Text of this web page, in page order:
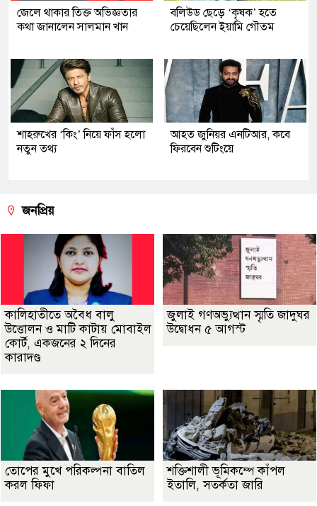
জেলে থাকার তিক্ত অভিজ্ঞতার
কথা জানালেন সালমান খান
বলিউড ছেড়ে ‘কৃষক’ হতে
চেয়েছিলেন ইয়ামি গৌতম
শাহরুখের ‘কিং’ নিয়ে ফাঁস হলো
নতুন তথ্য
আহত জুনিয়র এনটিআর, কবে
ফিরবেন শুটিংয়ে
জনপ্রিয়
কালিহাতীতে অবৈধ বালু
উত্তোলন ও মাটি কাটায় মোবাইল
কোর্ট, একজনের ২ দিনের
কারাদণ্ড
জুলাই গণঅভ্যুত্থান স্মৃতি জাদুঘর
উদ্বোধন ৫ আগস্ট
তোপের মুখে পরিকল্পনা বাতিল
করল ফিফা
শক্তিশালী ভূমিকম্পে কাঁপল
ইতালি, সতর্কতা জারি